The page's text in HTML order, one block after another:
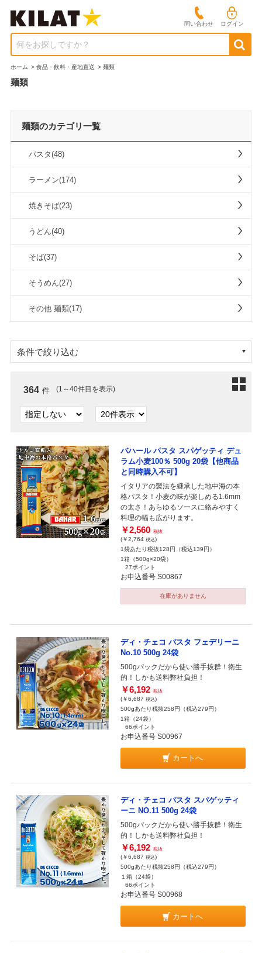
問い合わせ ログイン
何をお探しですか？
ホーム > 食品・飲料・産地直送 > 麺類
麺類
麺類のカテゴリ一覧
パスタ(48)
ラーメン(174)
焼きそば(23)
うどん(40)
そば(37)
そうめん(27)
その他 麺類(17)
条件で絞り込む
364 件 (1～40件目を表示)
バハール パスタ スパゲッティ デュ
ラム小麦100％ 500g 20袋【他商品
と同時購入不可】
イタリアの製法を継承した地中海の本
格パスタ！小麦の味が楽しめる1.6mm
の太さ！あらゆるソースに絡みやすく
料理の幅も広がります。
￥2,560 税抜
(￥2,764 税込)
1袋あたり税抜128円（税込139円）
1箱（500g×20袋）
27ポイント
お申込番号 S00867
在庫がありません
ディ・チェコ パスタ フェデリーニ
No.10 500g 24袋
500gパックだから使い勝手抜群！衛生
的！しかも送料弊社負担！
￥6,192 税抜
(￥6,687 税込)
500gあたり税抜258円（税込279円）
1箱（24袋）
66ポイント
お申込番号 S00967
カートへ
ディ・チェコ パスタ スパゲッティ
ーニ NO.11 500g 24袋
500gパックだから使い勝手抜群！衛生
的！しかも送料弊社負担！
￥6,192 税抜
(￥6,687 税込)
500gあたり税抜258円（税込279円）
１箱（24袋）
66ポイント
お申込番号 S00968
カートへ